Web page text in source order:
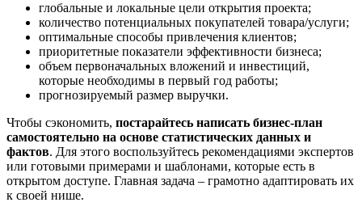
глобальные и локальные цели открытия проекта;
количество потенциальных покупателей товара/услуги;
оптимальные способы привлечения клиентов;
приоритетные показатели эффективности бизнеса;
объем первоначальных вложений и инвестиций,
которые необходимы в первый год работы;
прогнозируемый размер выручки.
Чтобы сэкономить, постарайтесь написать бизнес-план
самостоятельно на основе статистических данных и
фактов. Для этого воспользуйтесь рекомендациями экспертов
или готовыми примерами и шаблонами, которые есть в
открытом доступе. Главная задача – грамотно адаптировать их
к своей нише.